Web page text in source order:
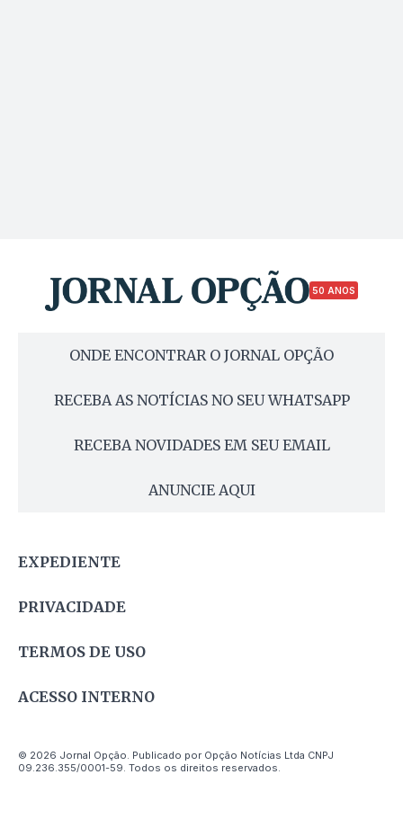
50 ANOS
ONDE ENCONTRAR O JORNAL OPÇÃO
RECEBA AS NOTÍCIAS NO SEU WHATSAPP
RECEBA NOVIDADES EM SEU EMAIL
ANUNCIE AQUI
EXPEDIENTE
PRIVACIDADE
TERMOS DE USO
ACESSO INTERNO
© 2026 Jornal Opção. Publicado por Opção Notícias Ltda CNPJ
09.236.355/0001-59. Todos os direitos reservados.